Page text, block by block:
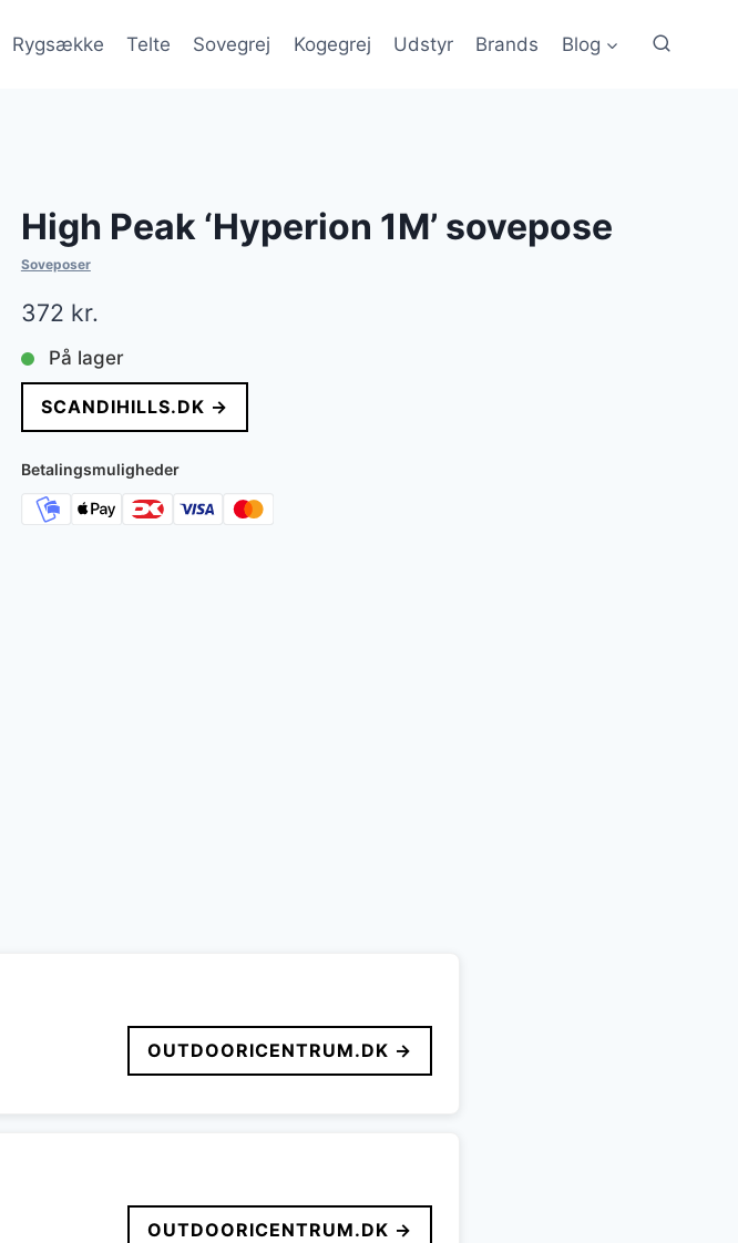
Rygsække Telte Sovegrej Kogegrej Udstyr Brands Blog
High Peak ‘Hyperion 1M’ sovepose
Soveposer
372 kr.
På lager
SCANDIHILLS.DK →
Betalingsmuligheder
OUTDOORICENTRUM.DK →
OUTDOORICENTRUM.DK →